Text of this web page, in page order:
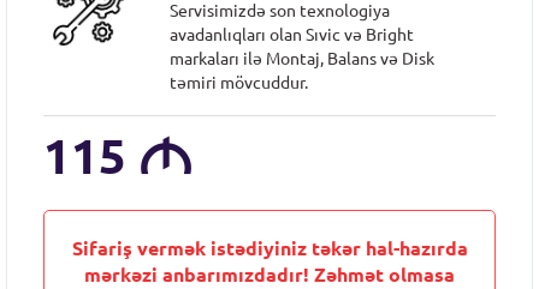
Servisimizdə son texnologiya
avadanlıqları olan Sıvic və Bright
markaları ilə Montaj, Balans və Disk
təmiri mövcuddur.
115 M
Sifariş vermək istədiyiniz təkər hal-hazırda
mərkəzi anbarımızdadır! Zəhmət olmasa